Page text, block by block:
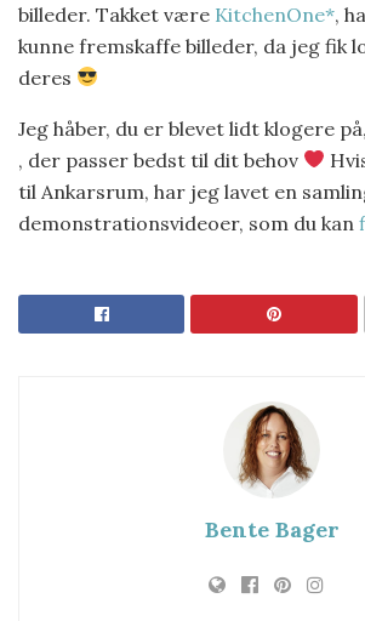
billeder. Takket være KitchenOne*,
kunne fremskaffe billeder, da jeg fik
deres
Jeg håber, du er blevet lidt klogere
, der passer bedst til dit behov
til Ankarsrum, har jeg lavet en
demonstrationsvideoer, som du kan
Bente Bager